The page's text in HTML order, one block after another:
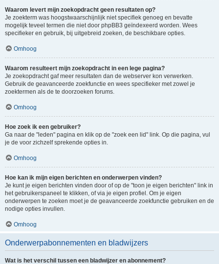
Waarom levert mijn zoekopdracht geen resultaten op?
Je zoekterm was hoogstwaarschijnlijk niet specifiek genoeg en bevatte
mogelijk teveel termen die niet door phpBB3 geïndexeerd worden. Wees
specifieker en gebruik, bij uitgebreid zoeken, de beschikbare opties.
Omhoog
Waarom resulteert mijn zoekopdracht in een lege pagina?
Je zoekopdracht gaf meer resultaten dan de webserver kon verwerken.
Gebruik de geavanceerde zoekfunctie en wees specifieker met zowel je
zoektermen als de te doorzoeken forums.
Omhoog
Hoe zoek ik een gebruiker?
Ga naar de "leden" pagina en klik op de "zoek een lid" link. Op die pagina, vul
je de voor zichzelf sprekende opties in.
Omhoog
Hoe kan ik mijn eigen berichten en onderwerpen vinden?
Je kunt je eigen berichten vinden door of op de "toon je eigen berichten" link in
het gebruikerspaneel te klikken, of via je eigen profiel. Om je eigen
onderwerpen te zoeken moet je de geavanceerde zoekfunctie gebruiken en de
nodige opties invullen.
Omhoog
Onderwerpabonnementen en bladwijzers
Wat is het verschil tussen een bladwijzer en abonnement?